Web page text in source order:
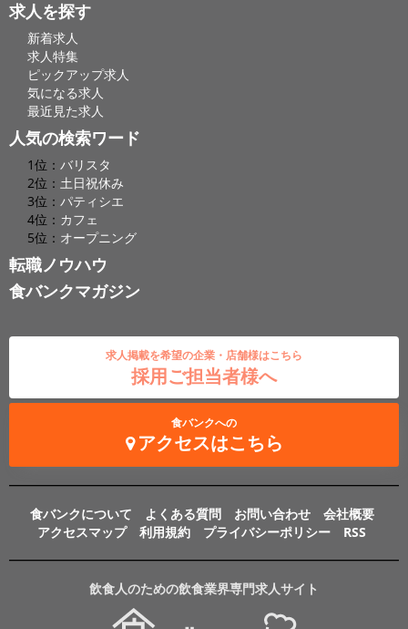
求人を探す
新着求人
求人特集
ピックアップ求人
気になる求人
最近見た求人
人気の検索ワード
1位： バリスタ
2位： 土日祝休み
3位： パティシエ
4位： カフェ
5位： オープニング
転職ノウハウ
食バンクマガジン
求人掲載を希望の企業・店舗様はこちら
採用ご担当者様へ
食バンクへの
アクセスはこちら
食バンクについて よくある質問 お問い合わせ
会社概要
アクセスマップ
利用規約 プライバシーポリシー RSS
飲食人のための飲食業界専門求人サイト